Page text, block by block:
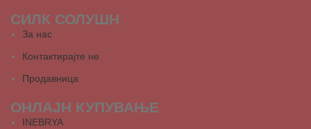
СИЛК СОЛУШН
За нас
Контактирајте не
Продавница
ОНЛАЈН КУПУВАЊЕ
INEBRYA